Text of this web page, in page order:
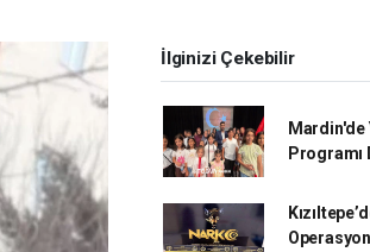
İlginizi Çekebilir
Mardin'de
Programı